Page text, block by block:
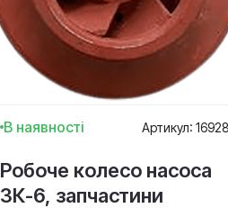
В наявності Артикул: 16928
Робоче колесо насоса
3К-6, запчастини